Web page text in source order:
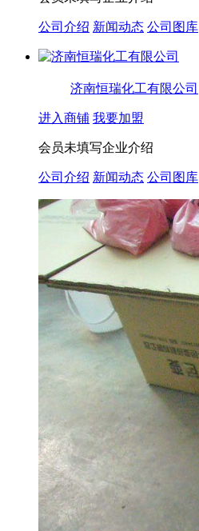
公司介绍 新闻动态 公司图库
济南恒瑞化工有限公司
进入商铺 我要加盟
会员未填写企业介绍
公司介绍 新闻动态 公司图库